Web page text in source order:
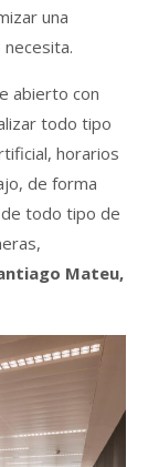
una
abierto con
todo tipo
horarios
de forma
de todo tipo de
Mateu,